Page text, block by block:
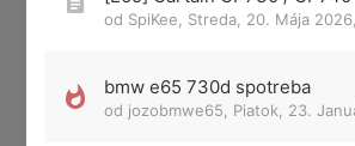
od SpiKee Streda, 20. Mája
bmw e65 730d spotreba
od jozobmwe65 Piatok, 23.